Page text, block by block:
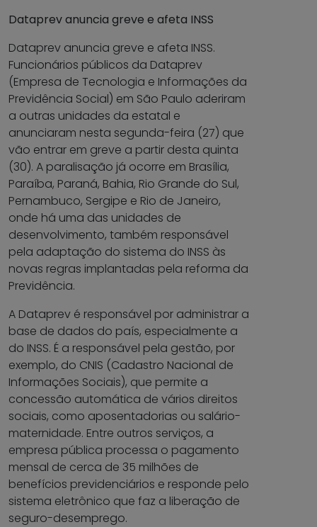
Dataprev anuncia greve e afeta INSS
Dataprev anuncia greve e afeta INSS.
Funcionários públicos da Dataprev
(Empresa de Tecnologia e Informações da
Previdência Social) em São Paulo aderiram
a outras unidades da estatal e
anunciaram nesta segunda-feira (27) que
vão entrar em greve a partir desta quinta
(30). A paralisação já ocorre em Brasília,
Paraíba, Paraná, Bahia, Rio Grande do Sul,
Pernambuco, Sergipe e Rio de Janeiro,
onde há uma das unidades de
desenvolvimento, também responsável
pela adaptação do sistema do INSS às
novas regras implantadas pela reforma da
Previdência.
A Dataprev é responsável por administrar a
base de dados do país, especialmente a
do INSS. É a responsável pela gestão, por
exemplo, do CNIS (Cadastro Nacional de
Informações Sociais), que permite a
concessão automática de vários direitos
sociais, como aposentadorias ou salário-
maternidade. Entre outros serviços, a
empresa pública processa o pagamento
mensal de cerca de 35 milhões de
benefícios previdenciários e responde pelo
sistema eletrônico que faz a liberação de
seguro-desemprego.